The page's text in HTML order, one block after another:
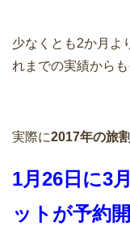
少なくとも2か月よ
れまでの実績から
実際に2017年の旅
1月26日に3
ットが予約